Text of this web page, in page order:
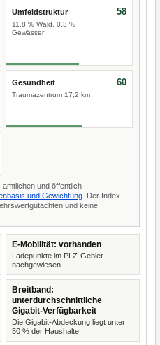
Umfeldstruktur
11,8 % Wald, 0,3 %
Gewässer
58
Gesundheit
Traumazentrum 17,2 km
60
und öffentlich
und Gewichtung . Der Index
und keine
E-Mobilität: vorhanden
Ladepunkte im PLZ-Gebiet
nachgewiesen.
Breitband:
unterdurchschnittliche
Gigabit-Verfügbarkeit
Die Gigabit-Abdeckung liegt unter
50 % der Haushalte.